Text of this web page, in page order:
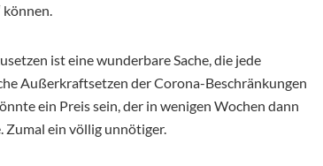
ist eine wunderbare Sache, die jede
Außerkraftsetzen der Corona-Beschränkungen
ein Preis sein, der in wenigen Wochen dann
ein völlig unnötiger.